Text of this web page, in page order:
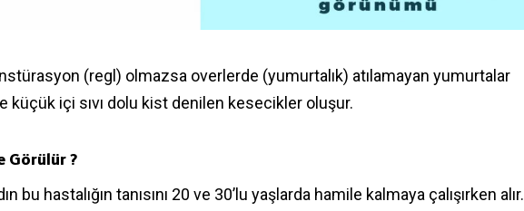
(regl) olmazsa overlerde (yumurtalık) atılamayan yumurtalar
küçük içi sıvı dolu kist denilen kesecikler oluşur.
Görülür ?
bu hastalığın tanısını 20 ve 30’lu yaşlarda hamile kalmaya çalışırken alır.